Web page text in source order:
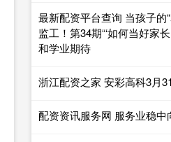
最新配资平台查询 当孩子的
监工！第34期“‘如何当好家
和学业期待
浙江配资之家 安彩高科3月
配资资讯服务网 服务业稳